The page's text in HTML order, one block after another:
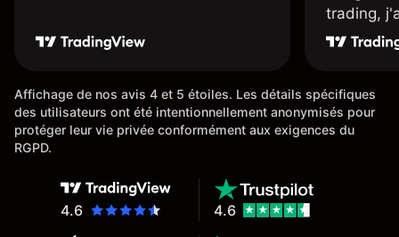
trading,
une carte
Affichage de nos avis 4 et 5 étoiles. Les détails spécifiques
des utilisateurs ont été intentionnellement anonymisés pour
protéger leur vie privée conformément aux exigences du
RGPD.
4.6 4.6